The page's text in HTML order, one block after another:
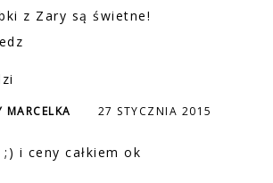
z Zary są świetne!
MARCELKA
27 STYCZNIA 2015
i ceny całkiem ok